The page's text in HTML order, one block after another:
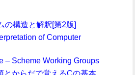
の構造と解釈[第2版]
of Computer
– Scheme Working Groups